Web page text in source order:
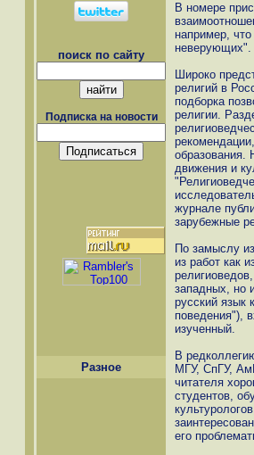
поиск по сайту
Подписка на новости
Разное
В номере
например,
неверующих".
Широко
религий в
подборка
религии.
образования.
движения и
журнале
зарубежные
По замыслу
из работ как
западных, но
русский язык
поведения"),
изученный.
В
МГУ, СпГУ,
читателя
студентов,
его